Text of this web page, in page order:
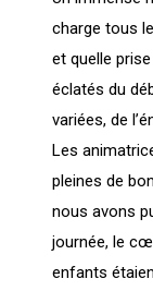
charge tous
et quelle
éclatés du
variées, de
Les
pleines de
nous avons
journée, le
enfants